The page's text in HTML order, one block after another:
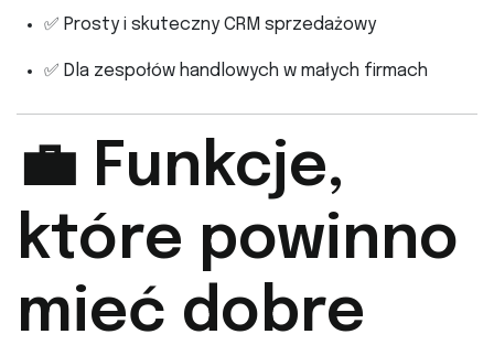
✅ Prosty i skuteczny CRM sprzedażowy
✅ Dla zespołów handlowych w małych firmach
💼 Funkcje,
które powinno
mieć dobre